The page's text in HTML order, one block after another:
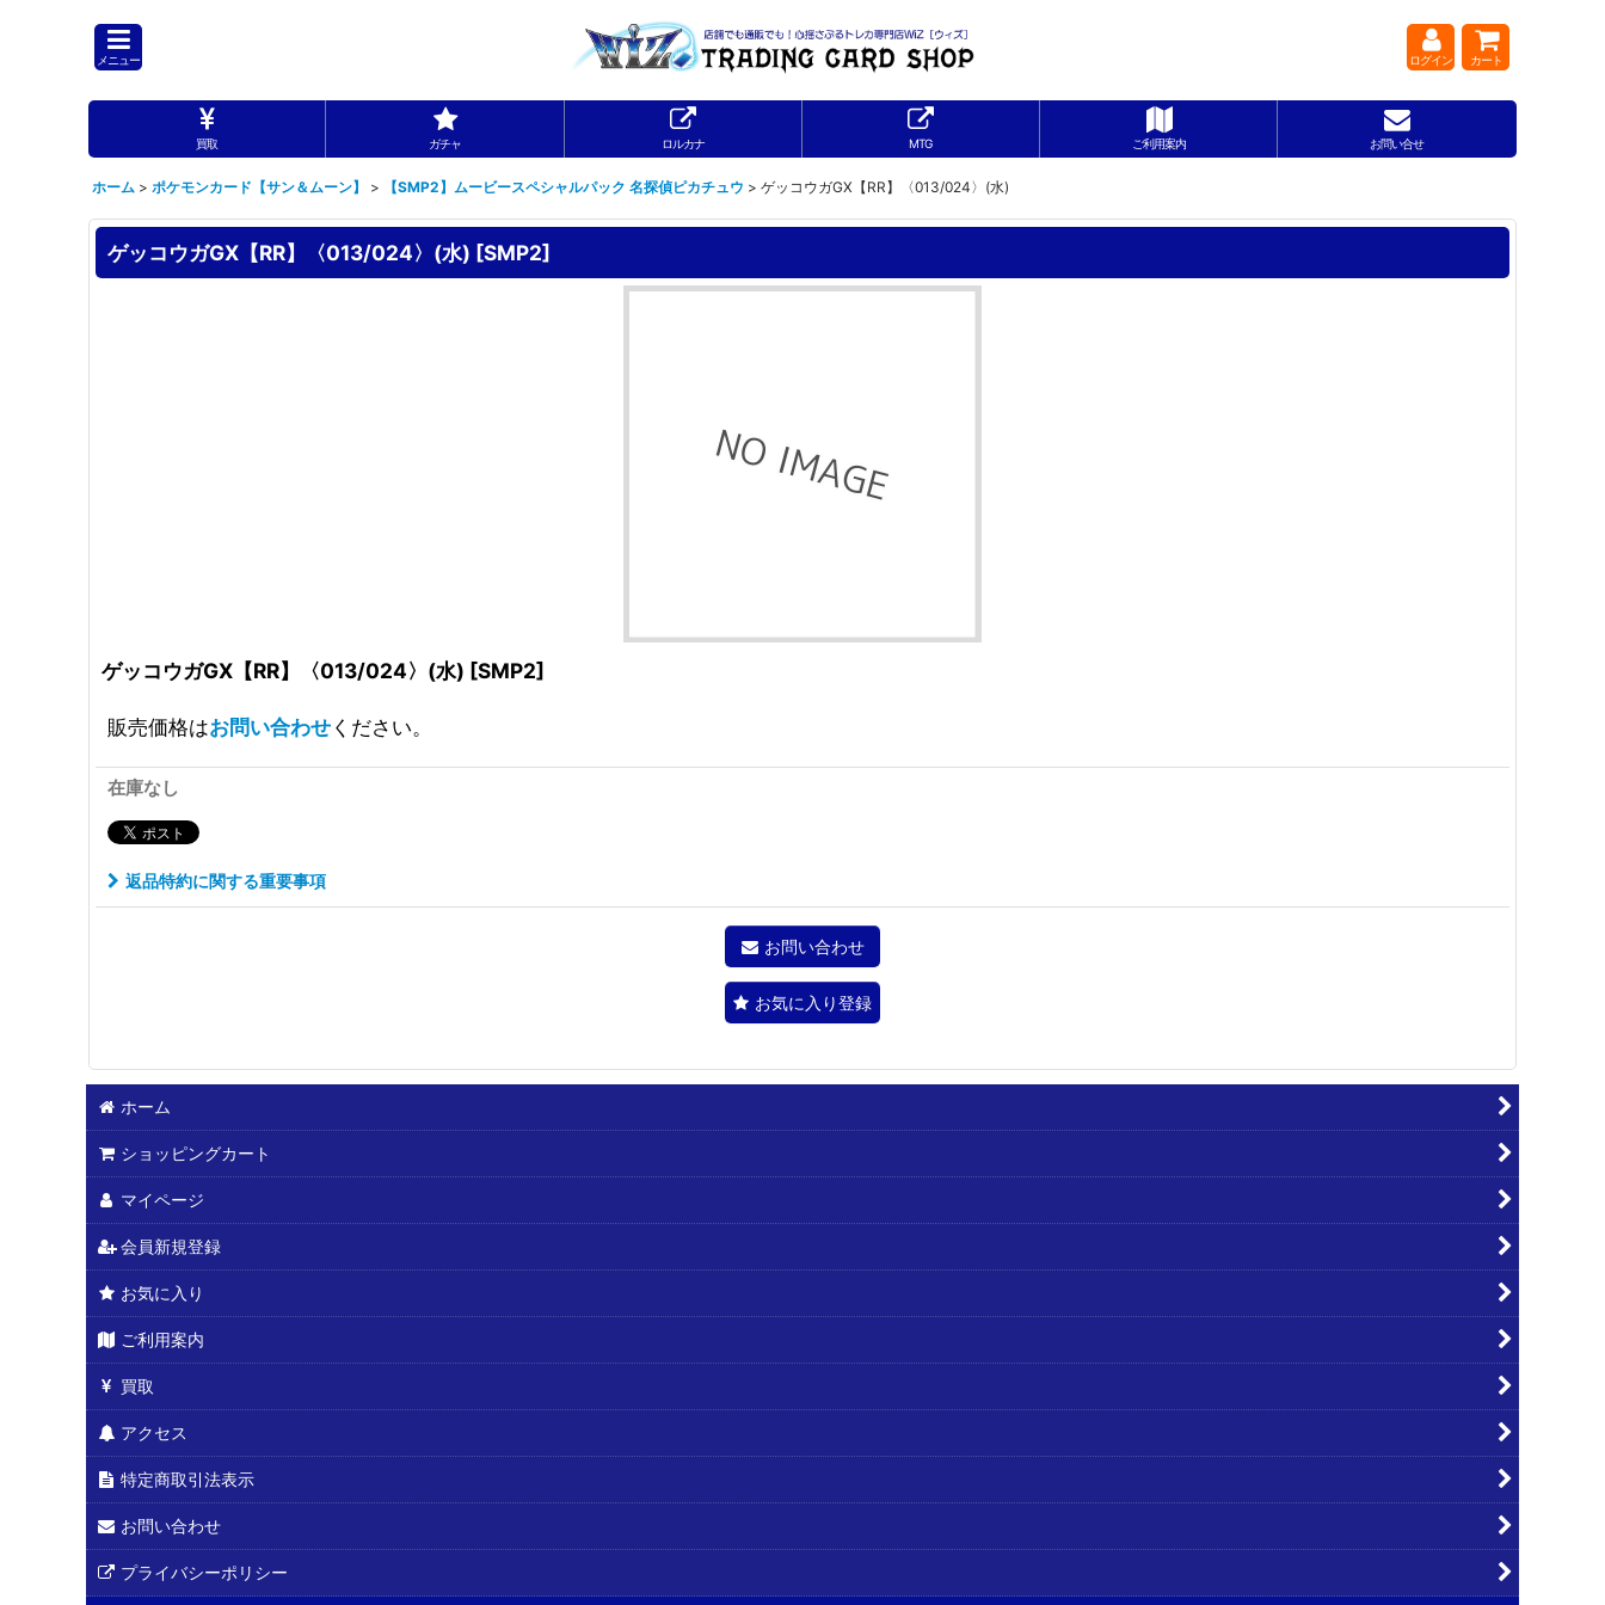
メニュー ログイン カート
買取 ガチャ ロルカナ MTG ご利用案内 お問い合せ
ホーム > ポケモンカード【サン＆ムーン】 > 【SMP2】ムービースペシャルパック 名探偵ピカチュウ > ゲッコウガGX【RR】〈013/024〉(水)
ゲッコウガGX【RR】〈013/024〉(水) [SMP2]
ゲッコウガGX【RR】〈013/024〉(水) [SMP2]
販売価格はお問い合わせください。
在庫なし
返品特約に関する重要事項
お問い合わせ
お気に入り登録
ホーム
ショッピングカート
マイページ
会員新規登録
お気に入り
ご利用案内
買取
アクセス
特定商取引法表示
お問い合わせ
プライバシーポリシー